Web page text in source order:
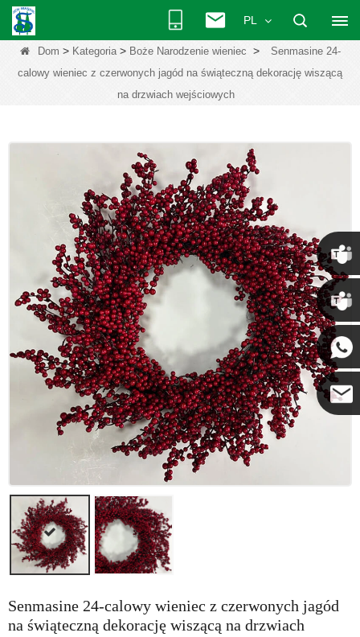
PL
Dom > Kategoria> Boże Narodzenie wieniec >
Senmasine 24-
calowy wieniec z czerwonych jagód na świąteczną dekorację wiszącą
na drzwiach wejściowych
Senmasine 24-calowy wieniec z czerwonych jagód
na świąteczną dekorację wiszącą na drzwiach
Chris
Kenny